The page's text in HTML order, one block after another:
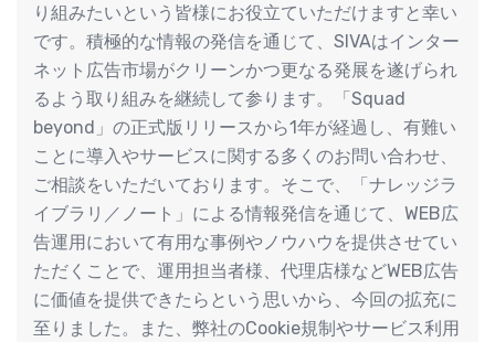
り組みたいという皆様にお役立ていただけますと幸い
です。積極的な情報の発信を通じて、SIVAはインター
ネット広告市場がクリーンかつ更なる発展を遂げられ
るよう取り組みを継続して参ります。「Squad
beyond」の正式版リリースから1年が経過し、有難い
ことに導入やサービスに関する多くのお問い合わせ、
ご相談をいただいております。そこで、「ナレッジラ
イブラリ／ノート」による情報発信を通じて、WEB広
告運用において有用な事例やノウハウを提供させてい
ただくことで、運用担当者様、代理店様などWEB広告
に価値を提供できたらという思いから、今回の拡充に
至りました。また、弊社のCookie規制やサービス利用